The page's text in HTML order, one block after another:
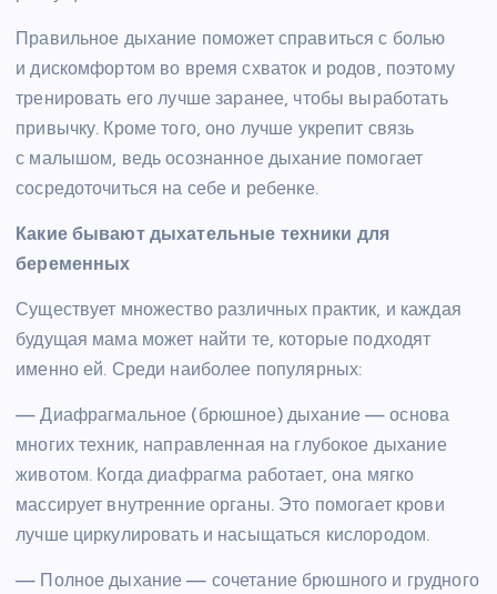
Правильное дыхание поможет справиться с болью
и дискомфортом во время схваток и родов, поэтому
тренировать его лучше заранее, чтобы выработать
привычку. Кроме того, оно лучше укрепит связь
с малышом, ведь осознанное дыхание помогает
сосредоточиться на себе и ребенке.
Какие бывают дыхательные техники для
беременных
Существует множество различных практик, и каждая
будущая мама может найти те, которые подходят
именно ей. Среди наиболее популярных:
— Диафрагмальное (брюшное) дыхание — основа
многих техник, направленная на глубокое дыхание
животом. Когда диафрагма работает, она мягко
массирует внутренние органы. Это помогает крови
лучше циркулировать и насыщаться кислородом.
— Полное дыхание — сочетание брюшного и грудного